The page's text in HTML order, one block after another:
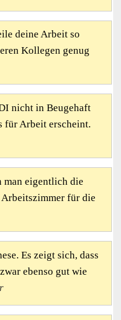
deine Arbeit so
Kollegen genug
nicht in Beugehaft
für Arbeit erscheint.
man eigentlich die
für die
Es zeigt sich, dass
ebenso gut wie